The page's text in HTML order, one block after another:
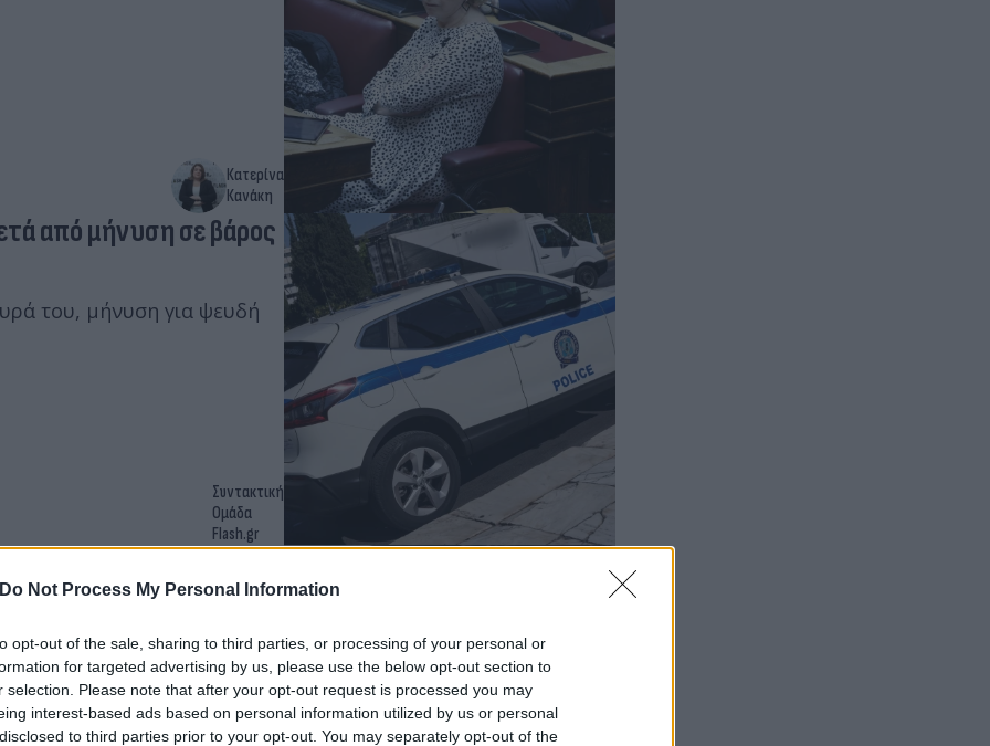
Do Not Process My Personal Information
opt-out of the sale, sharing to third parties, or processing of your personal or
for targeted advertising by us, please use the below opt-out section to
selection. Please note that after your opt-out request is processed you may
interest-based ads based on personal information utilized by us or personal
to third parties prior to your opt-out. You may separately opt-out of the
Κατερίνα
Κανάκη
από μήνυση σε βάρος
του, μήνυση για ψευδή
Συντακτική
Ομάδα
Flash.gr
για βιασμό - Τι λέει
μήνυση που
Χαλκίδας.